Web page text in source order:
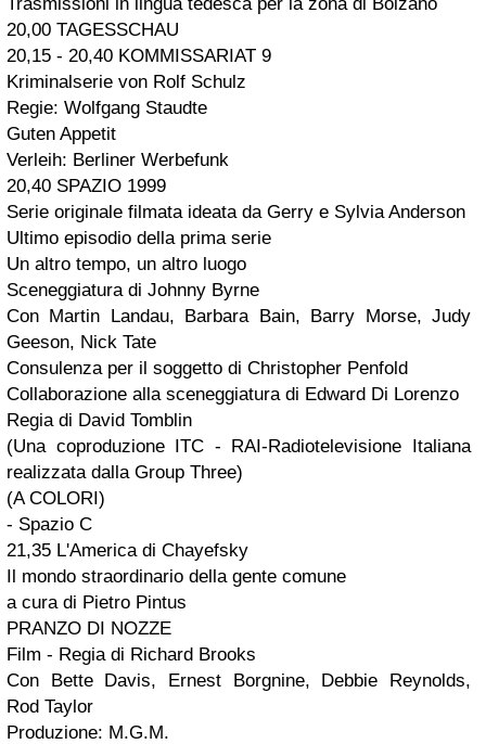
20,00 TAGESSCHAU
20,15 - 20,40 KOMMISSARIAT 9
Kriminalserie von Rolf Schulz
Regie: Wolfgang Staudte
Guten Appetit
Verleih: Berliner Werbefunk
20,40 SPAZIO 1999
Serie originale filmata ideata da Gerry e Sylvia Anderson
Ultimo episodio della prima serie
Un altro tempo, un altro luogo
Sceneggiatura di Johnny Byrne
Con Martin Landau, Barbara Bain, Barry Morse, Judy
Geeson, Nick Tate
Consulenza per il soggetto di Christopher Penfold
Collaborazione alla sceneggiatura di Edward Di Lorenzo
Regia di David Tomblin
(Una coproduzione ITC - RAI-Radiotelevisione Italiana
realizzata dalla Group Three)
(A COLORI)
- Spazio C
21,35 L'America di Chayefsky
Il mondo straordinario della gente comune
a cura di Pietro Pintus
PRANZO DI NOZZE
Film - Regia di Richard Brooks
Con Bette Davis, Ernest Borgnine, Debbie Reynolds,
Rod Taylor
Produzione: M.G.M.